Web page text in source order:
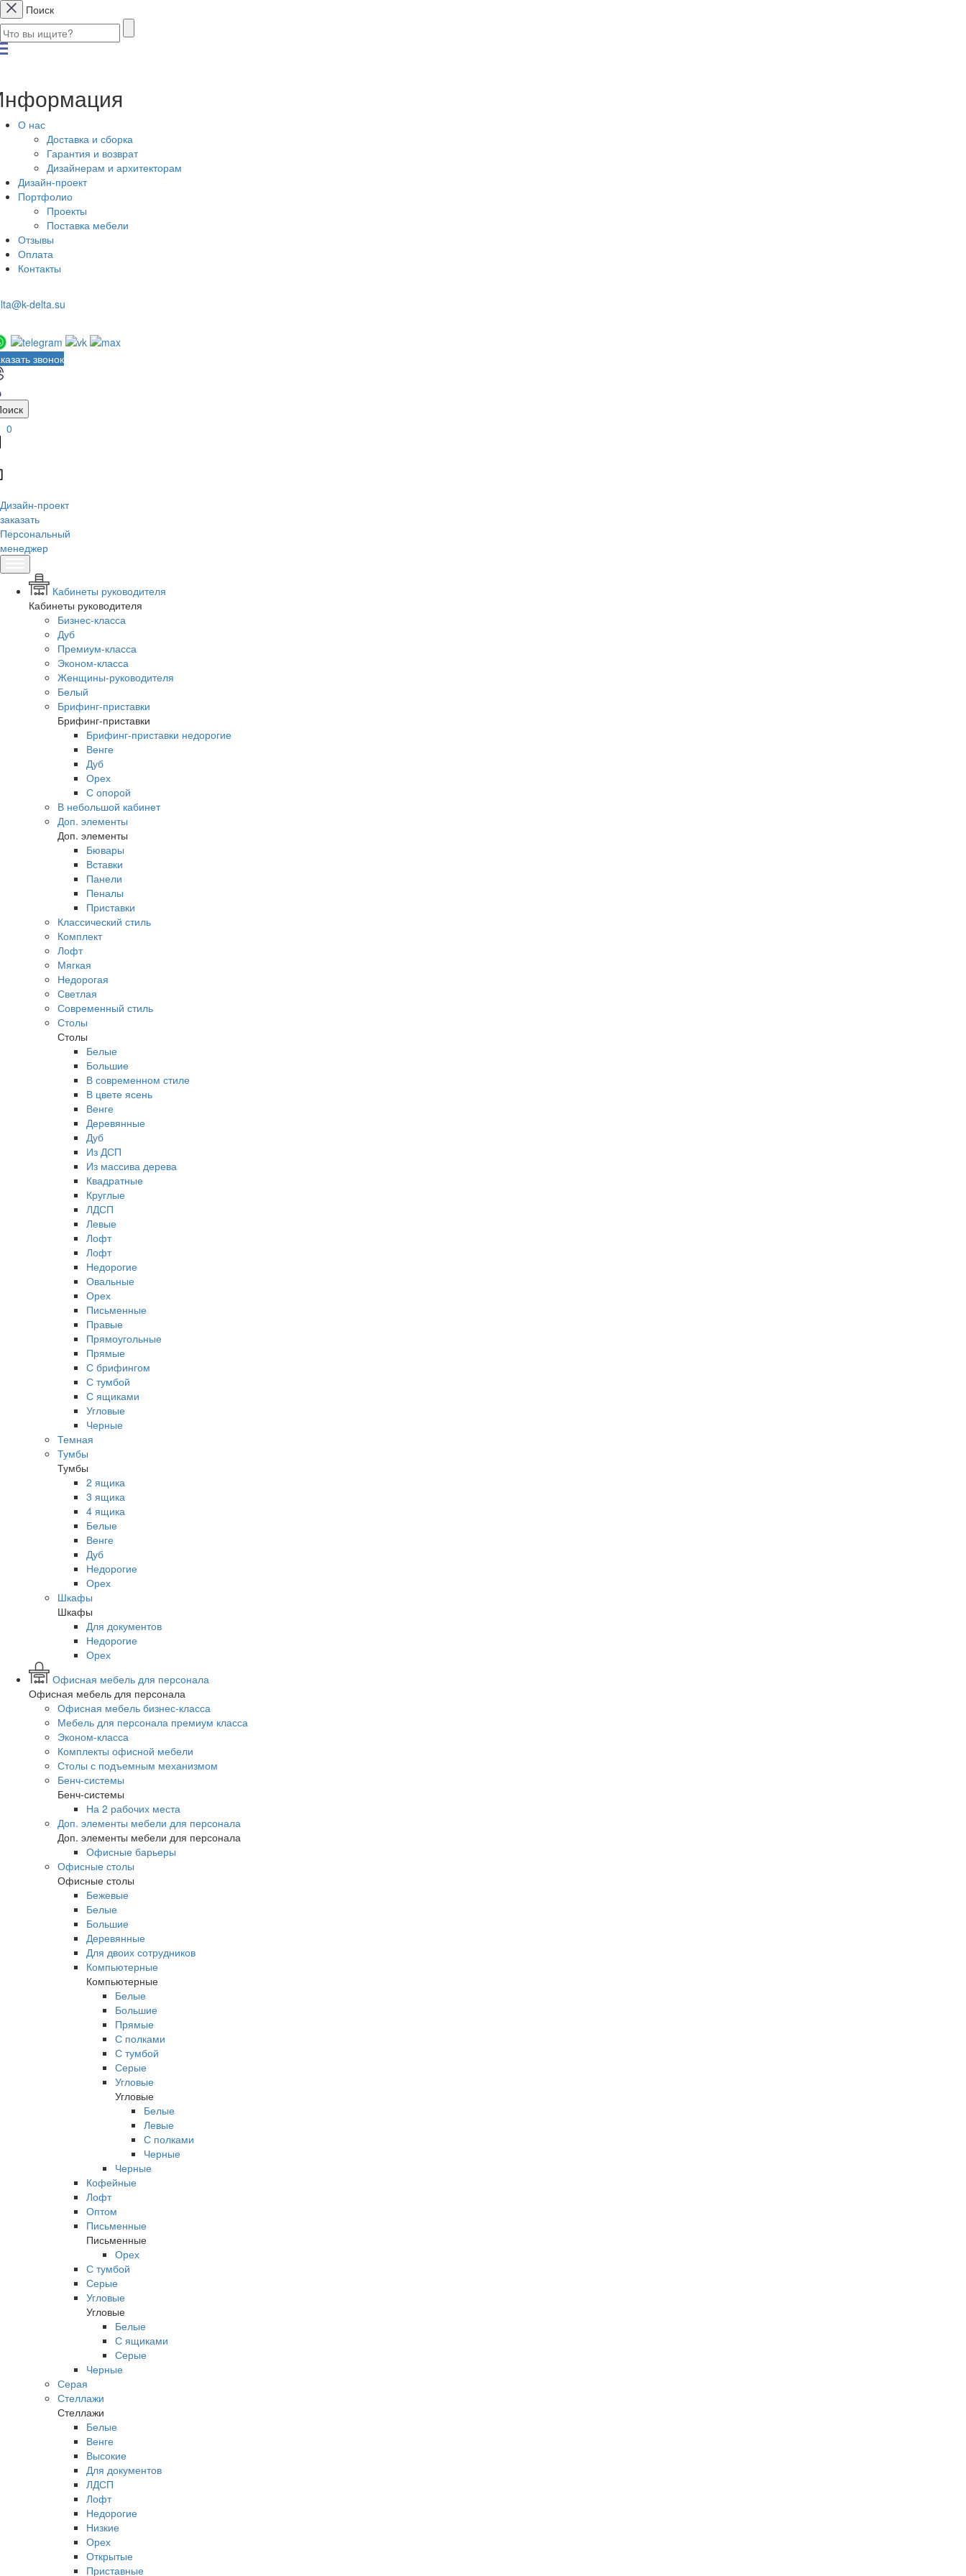
Поиск
О нас
Доставка и сборка
Гарантия и возврат
Дизайнерам и архитекторам
Дизайн-проект
Портфолио
Проекты
Поставка мебели
Отзывы
Оплата
Контакты
delta.su
звонок
0
Дизайн-проект
заказать
Персональный
менеджер
Кабинеты руководителя
Кабинеты руководителя
Бизнес-класса
Дуб
Премиум-класса
Эконом-класса
Женщины-руководителя
Белый
Брифинг-приставки
Брифинг-приставки
Брифинг-приставки недорогие
Венге
Дуб
Орех
С опорой
В небольшой кабинет
Доп. элементы
Доп. элементы
Бювары
Вставки
Панели
Пеналы
Приставки
Классический стиль
Комплект
Лофт
Мягкая
Недорогая
Светлая
Современный стиль
Столы
Столы
Белые
Большие
В современном стиле
В цвете ясень
Венге
Деревянные
Дуб
Из ДСП
Из массива дерева
Квадратные
Круглые
ЛДСП
Левые
Лофт
Лофт
Недорогие
Овальные
Орех
Письменные
Правые
Прямоугольные
Прямые
С брифингом
С тумбой
С ящиками
Угловые
Черные
Темная
Тумбы
Тумбы
2 ящика
3 ящика
4 ящика
Белые
Венге
Дуб
Недорогие
Орех
Шкафы
Шкафы
Для документов
Недорогие
Орех
Офисная мебель для персонала
Офисная мебель для персонала
Офисная мебель бизнес-класса
Мебель для персонала премиум класса
Эконом-класса
Комплекты офисной мебели
Столы с подъемным механизмом
Бенч-системы
Бенч-системы
На 2 рабочих места
Доп. элементы мебели для персонала
Доп. элементы мебели для персонала
Офисные барьеры
Офисные столы
Офисные столы
Бежевые
Белые
Большие
Деревянные
Для двоих сотрудников
Компьютерные
Компьютерные
Белые
Большие
Прямые
С полками
С тумбой
Серые
Угловые
Угловые
Белые
Левые
С полками
Черные
Черные
Кофейные
Лофт
Оптом
Письменные
Письменные
Орех
С тумбой
Серые
Угловые
Угловые
Белые
С ящиками
Серые
Черные
Серая
Стеллажи
Стеллажи
Белые
Венге
Высокие
Для документов
ЛДСП
Лофт
Недорогие
Низкие
Орех
Открытые
Приставные